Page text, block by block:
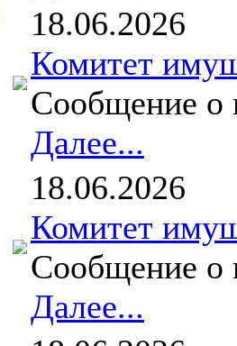
18.06.2026
Комитет
Сообщение о
Далее...
18.06.2026
Комитет
Сообщение о
Далее...